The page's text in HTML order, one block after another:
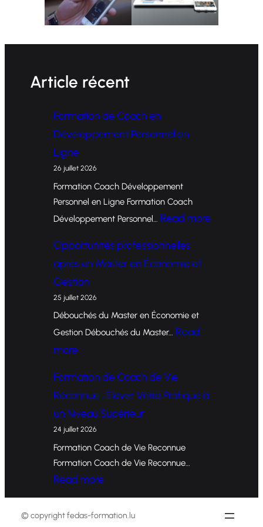
Article récent
Formation de Coach en
Développement Personnel en
Ligne
26 juillet 2026
Formation Coach Développement
Personnel en Ligne Formation Coach
Développement Personnel… Read more:
Opportunités professionnelles
après un Master en Économie et
Gestion
25 juillet 2026
Débouchés du Master en Économie et
Gestion Débouchés du Master… Read
more:
t
u
n
i
Formation de Coach de Vie
Reconnue : Élever Votre Pratique à
un Niveau Supérieur
24 juillet 2026
Formation Coach de Vie Reconnue
Formation Coach de Vie Reconnue…
Read more:
F
o
© copyright fedas-formation.lu